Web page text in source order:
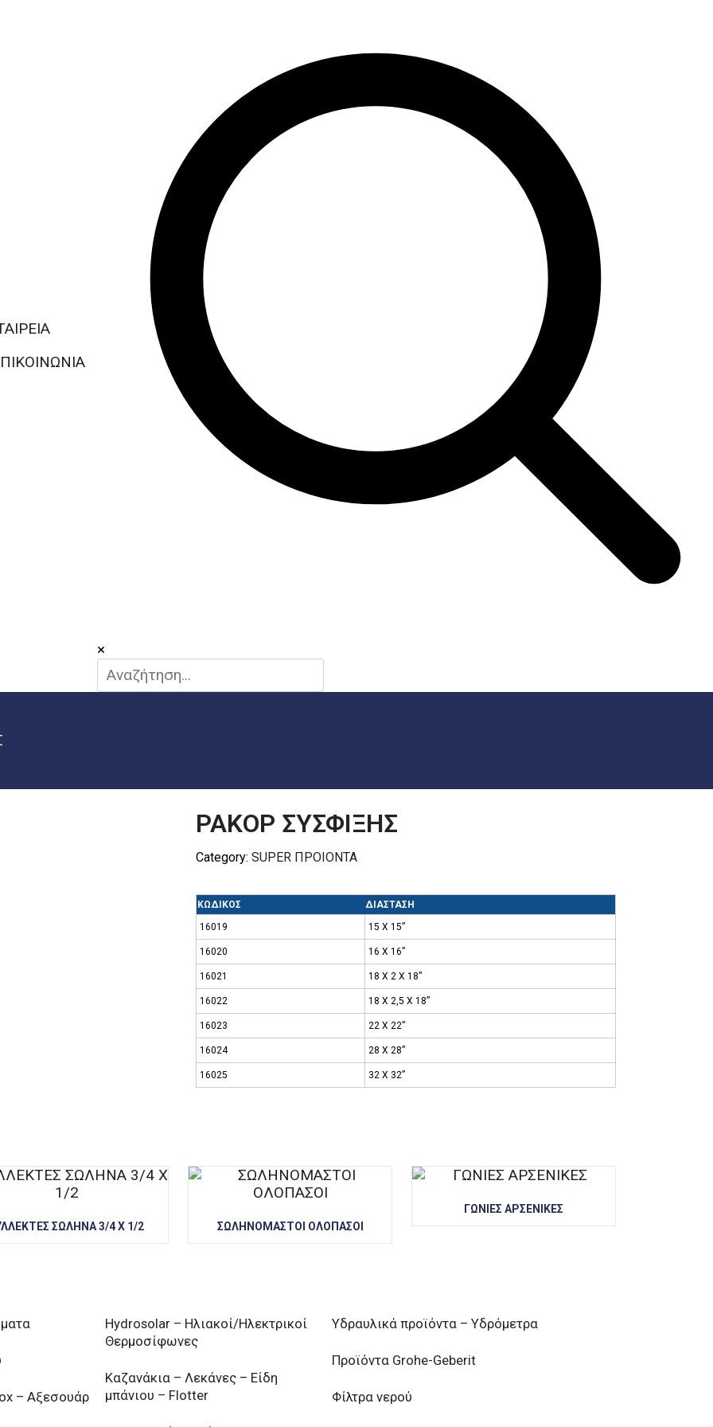
×
ΡΑΚΟΡ ΣΥΣΦΙΞΗΣ
Category: SUPER ΠΡΟΙΟΝΤΑ
ΚΩΔΙΚΟΣ
ΔΙΑΣΤΑΣΗ
16019
15 Χ 15”
16020 16 Χ 16”
16021 18 Χ 2 Χ 18”
16022 18 Χ 2,5 Χ 18”
16023 22 Χ 22”
16024 28 Χ 28”
16025 32 Χ 32”
ΣΩΛΗΝΑ 3/4 Χ 1/2
ΣΩΛΗΝΟΜΑΣΤΟΙ ΟΛΟΠΑΣΟΙ
ΓΩΝΙΕΣ ΑΡΣΕΝΙΚΕΣ
– Αξεσουάρ
Hydrosolar – Ηλιακοί/Ηλεκτρικοί
Θερμοσίφωνες
Καζανάκια – Λεκάνες – Είδη
μπάνιου – Flotter
Υδραυλικά προϊόντα – Υδρόμετρα
Προϊόντα Grohe-Geberit
Φίλτρα νερού